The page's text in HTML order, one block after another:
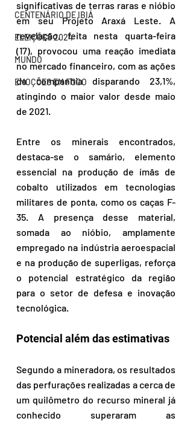
CENTENÁRIO DE IBIÁ
ELEIÇÕES 2024
MUNDO
EMOÇÕES EM FOCO
significativas de terras raras e nióbio
em seu Projeto Araxá Leste. A
revelação, feita nesta quarta-feira
(17), provocou uma reação imediata
no mercado financeiro, com as ações
da companhia disparando 23,1%,
atingindo o maior valor desde maio
de 2021.
Entre os minerais encontrados,
destaca-se o samário, elemento
essencial na produção de ímãs de
cobalto utilizados em tecnologias
militares de ponta, como os caças F-
35. A presença desse material,
somada ao nióbio, amplamente
empregado na indústria aeroespacial
e na produção de superligas, reforça
o potencial estratégico da região
para o setor de defesa e inovação
tecnológica.
Potencial além das estimativas
Segundo a mineradora, os resultados
das perfurações realizadas a cerca de
um quilômetro do recurso mineral já
conhecido superaram as